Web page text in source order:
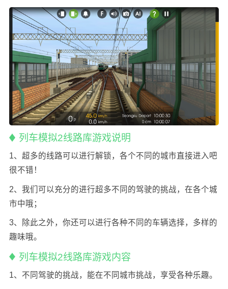
列车模拟2线路库游戏说明
1、超多的线路可以进行解锁，各个不同的城市直接进入吧
很不错！
2、我们可以充分的进行超多不同的驾驶的挑战，在各个城
市中哦；
3、除此之外，你还可以进行各种不同的车辆选择，多样的
趣味哦。
列车模拟2线路库游戏内容
1、不同驾驶的挑战，能在不同城市挑战，享受各种乐趣。